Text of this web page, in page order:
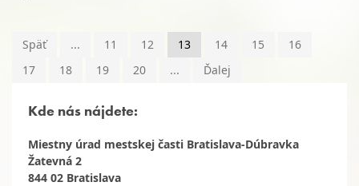
Späť ... 11 12 13 14 15
16
17
18 19 20 ... Ďalej
Kde nás nájdete:
Miestny úrad mestskej časti Bratislava-Dúbravka
Žatevná 2
844 02 Bratislava